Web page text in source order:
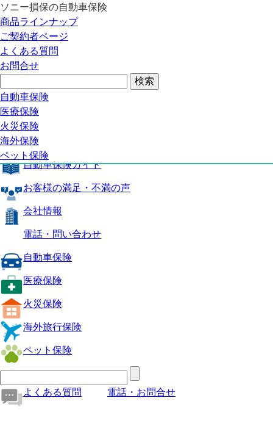
ソニー損保の自動車保険
商品ラインナップ
ご契約者ページ
よくある質問
お問合せ
自動車保険
医療保険
火災保険
海外保険
ペット保険
自動車保険トップ
商品の特長
補償内容
自動車保険ガイド
お客様の満足・不満の声
自動車保険トップ
商品の特長
補償内容
自動車保険ガイド
お客様の満足・不満の声
会社情報
電話・問い合わせ
自動車保険
医療保険
火災保険
海外旅行保険
ペット保険
よくある質問 電話・お問合せ